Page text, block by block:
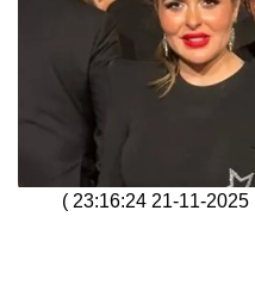
2025-11-21 23:16:24
)